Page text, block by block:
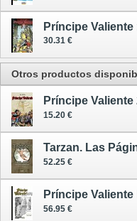
Príncipe Valiente
30.31 €
Otros productos
Príncipe Valiente
15.20 €
52.25 €
Príncipe
56.95 €